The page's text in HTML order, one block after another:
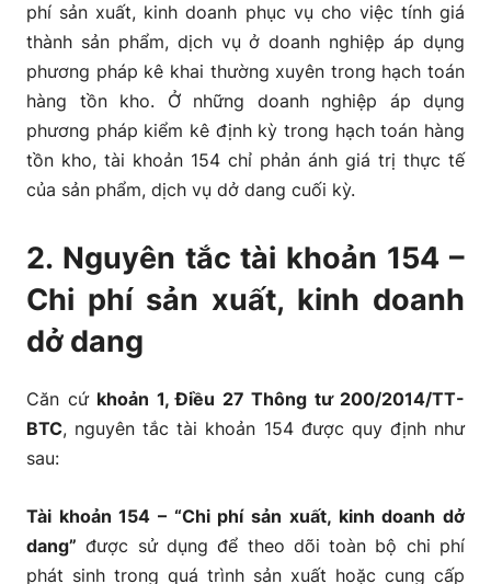
ngành dịch vụ
4.4. Phương pháp vận dụng tài khoản 154 trong
ngành xây dựng
5. Cách hạch toán tài khoản 154 theo Thông tư 200
nghiệp
5.2. Hạch toán tài khoản 154 theo thông tư 200
trong ngành nông nghiệp
trong ngành dịch vụ
5.4. Hạch toán tài khoản 154 theo Thông tư 200
phí sản xuất, kinh doanh phục vụ cho việc tính giá
thành sản phẩm, dịch vụ ở doanh nghiệp áp dụng
phương pháp kê khai thường xuyên trong hạch toán
hàng tồn kho. Ở những doanh nghiệp áp dụng
phương pháp kiểm kê định kỳ trong hạch toán hàng
tồn kho, tài khoản 154 chỉ phản ánh giá trị thực tế
của sản phẩm, dịch vụ dở dang cuối kỳ.
2. Nguyên tắc tài khoản 154 –
Chi phí sản xuất, kinh doanh
dở dang
Căn cứ khoản 1, Điều 27 Thông tư 200/2014/TT-
BTC, nguyên tắc tài khoản 154 được quy định như
sau:
Tài khoản 154 – “Chi phí sản xuất, kinh doanh dở
dang” được sử dụng để theo dõi toàn bộ chi phí
phát sinh trong quá trình sản xuất hoặc cung cấp